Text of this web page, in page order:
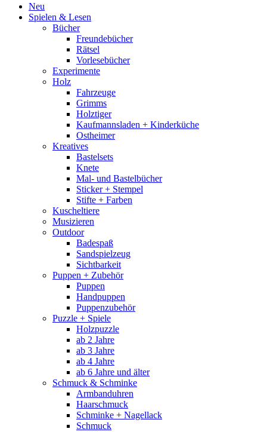
Neu
Spielen & Lesen
Bücher
Freundebücher
Rätsel
Vorlesebücher
Experimente
Holz
Fahrzeuge
Grimms
Holztiger
Kaufmannsladen + Kinderküche
Ostheimer
Kreatives
Bastelsets
Knete
Mal- und Bastelbücher
Sticker + Stempel
Stifte + Farben
Kuscheltiere
Musizieren
Outdoor
Badespaß
Sandspielzeug
Sichtbarkeit
Puppen + Zubehör
Puppen
Handpuppen
Puppenzubehör
Puzzle + Spiele
Holzpuzzle
ab 2 Jahre
ab 3 Jahre
ab 4 Jahre
ab 6 Jahre und älter
Schmuck & Schminke
Armbanduhren
Haarschmuck
Schminke + Nagellack
Schmuck